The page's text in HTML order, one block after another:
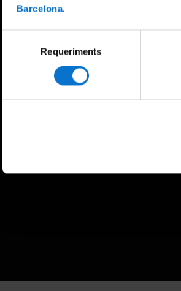
Barcelona.
consentiment
Requeriments